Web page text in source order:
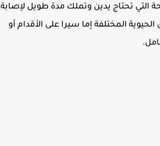
التي تحتاج يدين وتملك مدة طويل لإصابة
المختلفة إما سيرا على الأقدام أو